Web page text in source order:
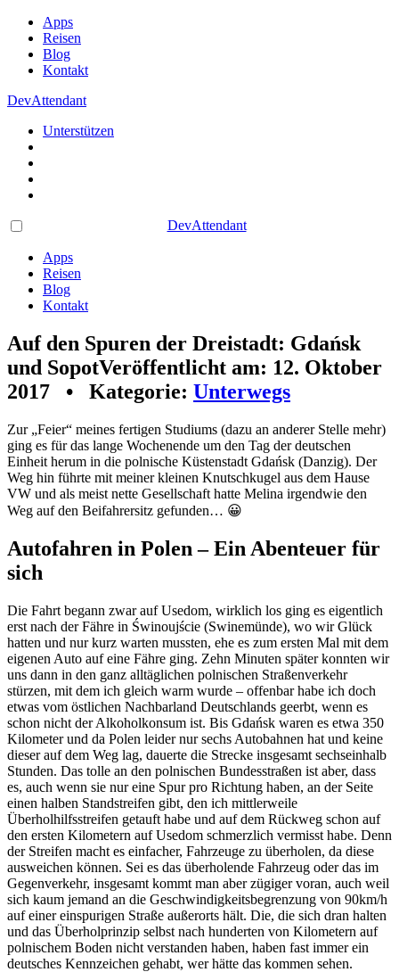
Apps
Reisen
Blog
Kontakt
DevAttendant
Unterstützen
DevAttendant
Apps
Reisen
Blog
Kontakt
Auf den Spuren der Dreistadt: Gdańsk
und SopotVeröffentlicht am: 12. Oktober
2017 • Kategorie: Unterwegs
Zur „Feier“ meines fertigen Studiums (dazu an anderer Stelle mehr)
ging es für das lange Wochenende um den Tag der deutschen
Einheit herum in die polnische Küstenstadt Gdańsk (Danzig). Der
Weg hin führte mit meiner kleinen Knutschkugel aus dem Hause
VW und als meist nette Gesellschaft hatte Melina irgendwie den
Weg auf den Beifahrersitz gefunden… 😀
Autofahren in Polen – Ein Abenteuer für
sich
Die Fahrt begann zwar auf Usedom, wirklich los ging es eigentlich
erst nach der Fähre in Świnoujście (Swinemünde), wo wir Glück
hatten und nur kurz warten mussten, ehe es zum ersten Mal mit dem
eigenen Auto auf eine Fähre ging. Zehn Minuten später konnten wir
uns dann in den ganz alltäglichen polnischen Straßenverkehr
stürzen, mit dem ich gleich warm wurde – offenbar habe ich doch
etwas vom östlichen Nachbarland Deutschlands geerbt, wenn es
schon nicht der Alkoholkonsum ist. Bis Gdańsk waren es etwa 350
Kilometer und da Polen leider nur sechs Autobahnen hat und keine
dieser auf dem Weg lag, dauerte die Strecke insgesamt sechseinhalb
Stunden. Das tolle an den polnischen Bundesstraßen ist aber, dass
es, auch wenn sie nur eine Spur pro Richtung haben, an der Seite
einen halben Standstreifen gibt, den ich mittlerweile
Überholhilfsstreifen getauft habe und auf dem Rückweg schon auf
den ersten Kilometern auf Usedom schmerzlich vermisst habe. Denn
der Streifen macht es einfacher, Fahrzeuge zu überholen, da diese
ausweichen können. Sei es das überholende Fahrzeug oder das im
Gegenverkehr, insgesamt kommt man aber zügiger voran, auch weil
sich kaum jemand an die Geschwindigkeitsbegrenzung von 90km/h
auf einer einspurigen Straße außerorts hält. Die, die sich dran halten
und das Überholprinzip selbst nach hunderten von Kilometern auf
polnischem Boden nicht verstanden haben, haben fast immer ein
deutsches Kennzeichen gehabt, wer hätte das kommen sehen.